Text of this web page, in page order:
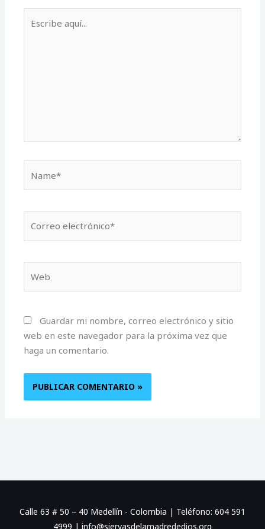
aquí...
electrónico*
Guardar mi nombre, correo electrónico y sitio
web en este navegador para la próxima vez que
haga un comentario.
Calle 63 # 50 – 40 Medellín - Colombia | Teléfono: 604 591
4999 | info@siervasdelamadrededios.org